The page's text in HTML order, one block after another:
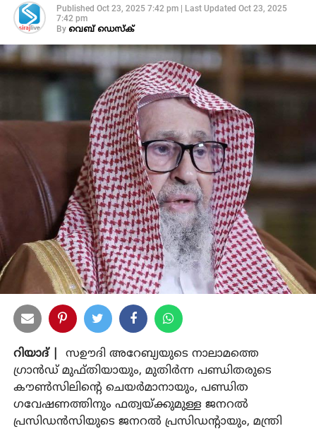
Published Oct 23, 2025 7:42 pm| Last Updated Oct 23, 2025
7:42 pm
By വെബ് ഡെസ്‌ക്
റിയാദ് |
സഊദി അറേബ്യയുടെ നാലാമത്തെ
ഗ്രാന്‍ഡ് മുഫ്തിയായും, മുതിര്‍ന്ന പണ്ഡിതരുടെ
കൗണ്‍സിലിന്റെ ചെയര്‍മാനായും, പണ്ഡിത
ഗവേഷണത്തിനും ഫത്വയ്ക്കുമുള്ള ജനറല്‍
പ്രസിഡന്‍സിയുടെ ജനറല്‍ പ്രസിഡന്റായും, മന്ത്രി